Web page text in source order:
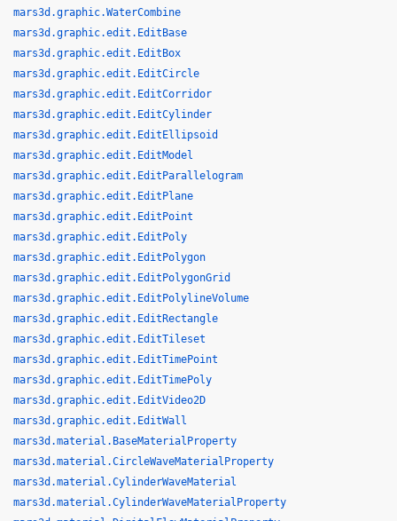
mars3d.graphic.WaterCombine
mars3d.graphic.edit.EditBase
mars3d.graphic.edit.EditBox
mars3d.graphic.edit.EditCircle
mars3d.graphic.edit.EditCorridor
mars3d.graphic.edit.EditCylinder
mars3d.graphic.edit.EditEllipsoid
mars3d.graphic.edit.EditModel
mars3d.graphic.edit.EditParallelogram
mars3d.graphic.edit.EditPlane
mars3d.graphic.edit.EditPoint
mars3d.graphic.edit.EditPoly
mars3d.graphic.edit.EditPolygon
mars3d.graphic.edit.EditPolygonGrid
mars3d.graphic.edit.EditPolylineVolume
mars3d.graphic.edit.EditRectangle
mars3d.graphic.edit.EditTileset
mars3d.graphic.edit.EditTimePoint
mars3d.graphic.edit.EditTimePoly
mars3d.graphic.edit.EditVideo2D
mars3d.graphic.edit.EditWall
mars3d.material.BaseMaterialProperty
mars3d.material.CircleWaveMaterialProperty
mars3d.material.CylinderWaveMaterial
mars3d.material.CylinderWaveMaterialProperty